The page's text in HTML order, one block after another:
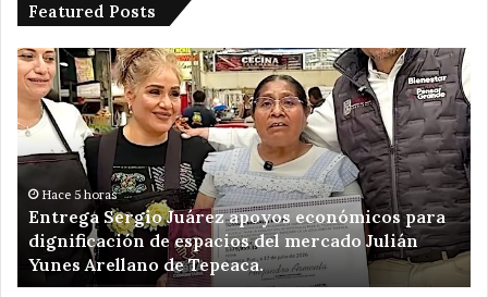
Featured Posts
Entrega
Sergio
Juárez
apoyos
económicos
para
dignificación
de
espacios
del
mercado
Hace 5 horas
Entrega Sergio Juárez apoyos económicos para
dignificación de espacios del mercado Julián
Yunes Arellano de Tepeaca.
un
de